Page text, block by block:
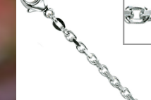
Datenschutz
Geschenke zu Ostern 2023
Geschenke zu Ostern 2024